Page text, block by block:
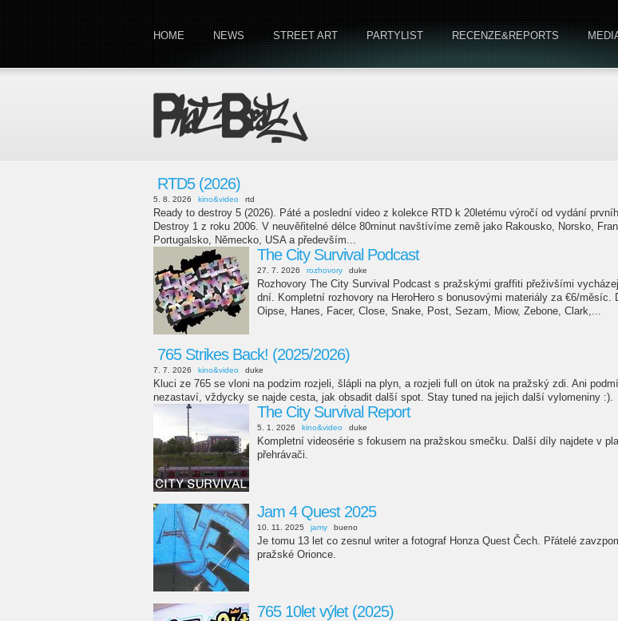
HOME NEWS STREET ART PARTYLIST RECENZE&REPORTS
RTD5 (2026)
5. 8. 2026 kino&video rtd
Ready to destroy 5 (2026). Páté a poslední video z kolekce RTD k 20letému výročí od vydání
Destroy 1 z roku 2006. V neuvěřitelné délce 80minut navštívíme země jako Rakousko, Norsko,
Portugalsko, Německo, USA a především...
The City Survival Podcast
27. 7. 2026 rozhovory duke
Rozhovory The City Survival Podcast s pražskými graffiti přeživšími
dní. Kompletní rozhovory na HeroHero s bonusovými materiály za €6/měsíc.
Oipse, Hanes, Facer, Close, Snake, Post, Sezam, Miow, Zebone, Clark,...
765 Strikes Back! (2025/2026)
7. 7. 2026 kino&video duke
Kluci ze 765 se vloni na podzim rozjeli, šlápli na plyn, a rozjeli full on útok na pražský zdi. Ani
nezastaví, vždycky se najde cesta, jak obsadit další spot. Stay tuned na jejich další vylomeniny :).
The City Survival Report
5. 1. 2026 kino&video duke
Kompletní videosérie s fokusem na pražskou smečku. Další díly najdete v
přehrávači.
Jam 4 Quest 2025
10. 11. 2025 jamy bueno
Je tomu 13 let co zesnul writer a fotograf Honza Quest Čech. Přátelé
pražské Orionce.
765 10let výlet (2025)